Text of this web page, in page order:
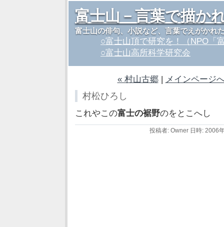
富士山－言葉で描か
富士山の俳句、小説など、言葉でえがかれ
○富士山頂で研究を！（NPO「
○富士山高所科学研究会
« 村山古郷| メインページ
村松ひろし
これやこの富士の裾野のをとこへし
投稿者: Owner 日時: 2006